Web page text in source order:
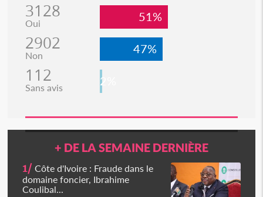
3128
Oui 51%
2902
Non 47%
112
Sans avis 2%
+ DE LA SEMAINE DERNIÈRE
1/ Côte d'Ivoire : Fraude dans le
domaine foncier, Ibrahime
Coulibal...